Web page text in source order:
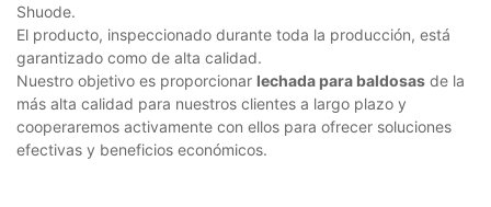
Shuode.
El producto, inspeccionado durante toda la producción, está
garantizado como de alta calidad.
Nuestro objetivo es proporcionar lechada para baldosas de la
más alta calidad para nuestros clientes a largo plazo y
cooperaremos activamente con ellos para ofrecer soluciones
efectivas y beneficios económicos.